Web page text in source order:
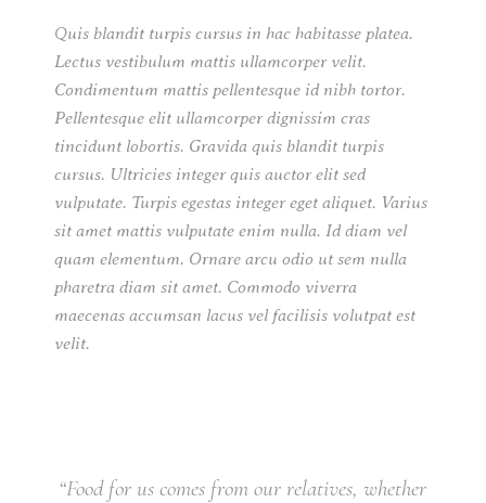
Quis blandit turpis cursus in hac habitasse platea.
Lectus vestibulum mattis ullamcorper velit.
Condimentum mattis pellentesque id nibh tortor.
Pellentesque elit ullamcorper dignissim cras
tincidunt lobortis. Gravida quis blandit turpis
cursus. Ultricies integer quis auctor elit sed
vulputate. Turpis egestas integer eget aliquet. Varius
sit amet mattis vulputate enim nulla. Id diam vel
quam elementum. Ornare arcu odio ut sem nulla
pharetra diam sit amet. Commodo viverra
maecenas accumsan lacus vel facilisis volutpat est
velit.
“Food for us comes from our relatives, whether